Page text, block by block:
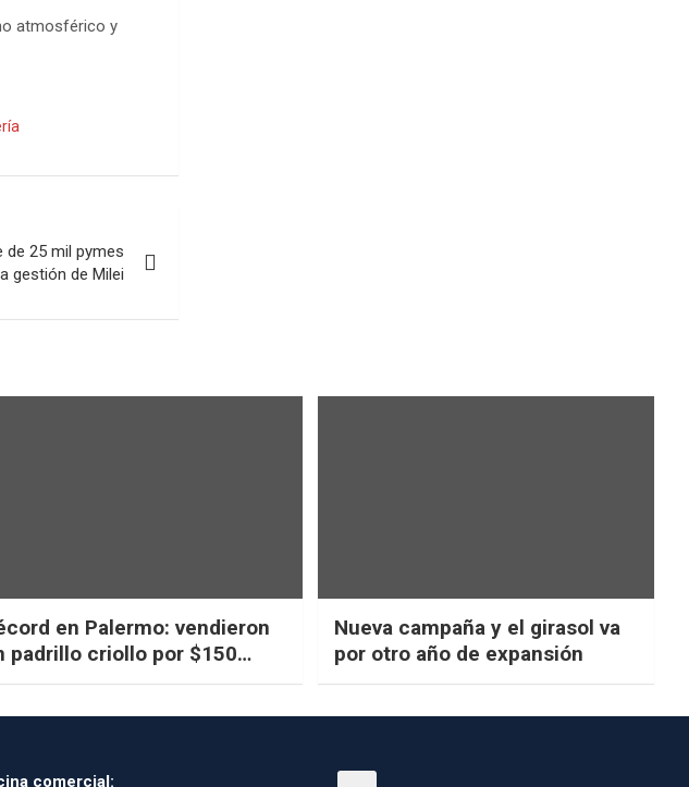
atmosférico y
de 25 mil pymes
gestión de Milei
en Palermo: vendieron
padrillo criollo por $150
Nueva campaña y el girasol va
por otro año de expansión
comercial: